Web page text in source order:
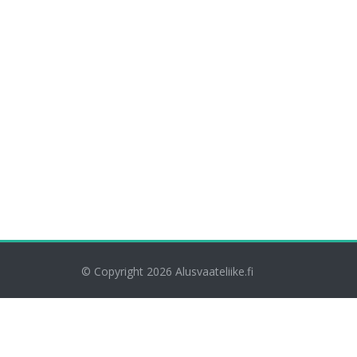
© Copyright 2026 Alusvaateliike.fi